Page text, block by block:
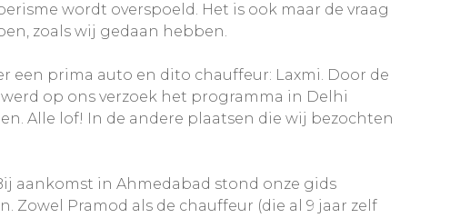
wordt overspoeld. Het is ook maar de vraag
zoals wij gedaan hebben.
een prima auto en dito chauffeur: Laxmi. Door de
op ons verzoek het programma in Delhi
Alle lof! In de andere plaatsen die wij bezochten
aankomst in Ahmedabad stond onze gids
Pramod als de chauffeur (die al 9 jaar zelf